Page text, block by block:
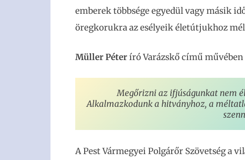
emberek többsége egyedül vagy másik
öregkorukra az esélyeik életútjukhoz
Müller Péteríró Varázskő című
Megőrizni az ifjúságunkat nem
Alkalmazkodunk a hitványhoz, a
A Pest Vármegyei Polgárőr Szövetség a